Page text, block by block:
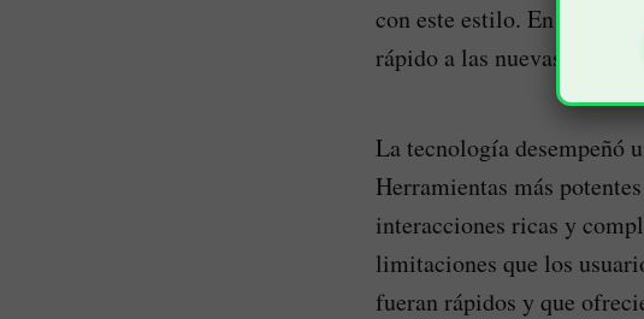
con este estilo. En
rápido a las nuevas
La tecnología desempeñó
Herramientas más
interacciones ricas y
limitaciones que los
fueran rápidos y que